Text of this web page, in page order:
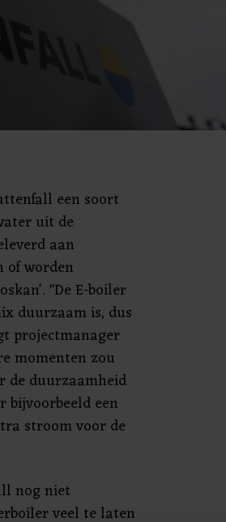
een soort
uit de
aan
of worden
"De E-boiler
duurzaam is, dus
projectmanager
momenten zou
de duurzaamheid
een
stroom voor de
nog niet
veel te laten